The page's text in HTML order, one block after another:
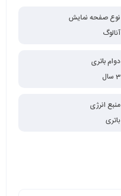
نوع صفحه نمایش
آنالوگ
دوام باتری
3 سال
منبع انرژی
باتری